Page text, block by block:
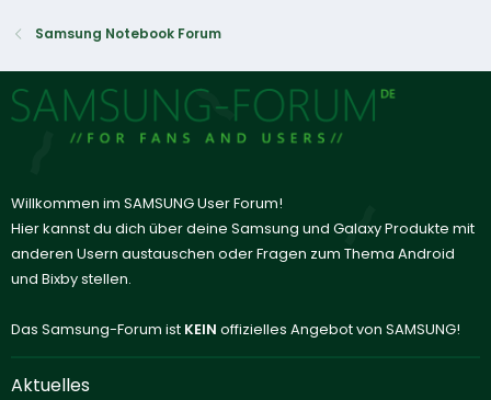
Samsung Notebook Forum
Willkommen im SAMSUNG User Forum!
Hier kannst du dich über deine Samsung und Galaxy Produkte mit
anderen Usern austauschen oder Fragen zum Thema Android
und Bixby stellen.
Das Samsung-Forum ist KEIN offizielles Angebot von SAMSUNG!
Aktuelles